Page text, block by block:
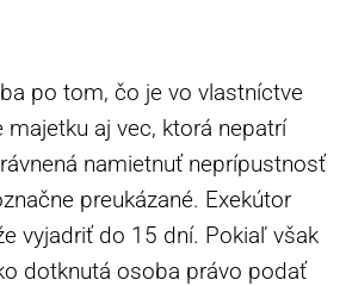
po tom, čo je vo vlastníctve
aj vec, ktorá nepatrí
namietnuť neprípustnosť
preukázané. Exekútor
vyjadriť do 15 dní. Pokiaľ však
dotknutá osoba právo podať